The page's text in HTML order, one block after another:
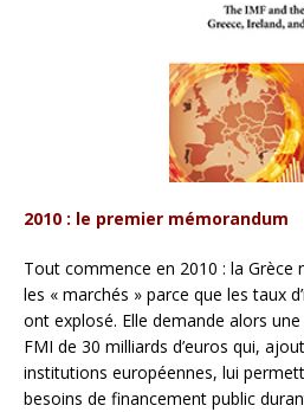
2010 : le premier mémorandum
Tout commence en 2010 : la Grèce
les « marchés » parce que les taux
ont explosé. Elle demande alors
FMI de 30 milliards d’euros qui,
institutions européennes, lui
besoins de financement public